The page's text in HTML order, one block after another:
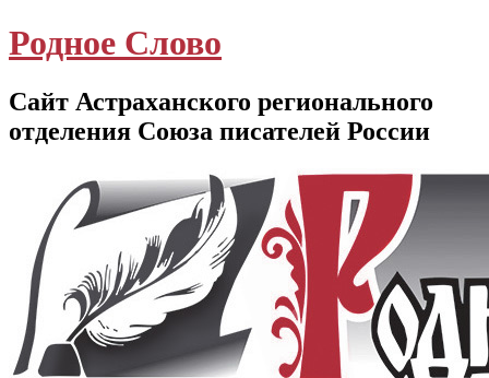
Родное Слово
Сайт Астраханского регионального
отделения Союза писателей России